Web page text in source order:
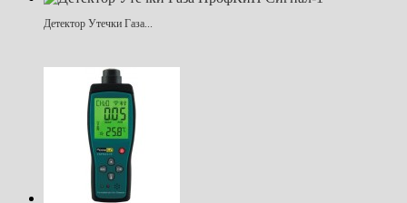
Детектор Утечки Газа...